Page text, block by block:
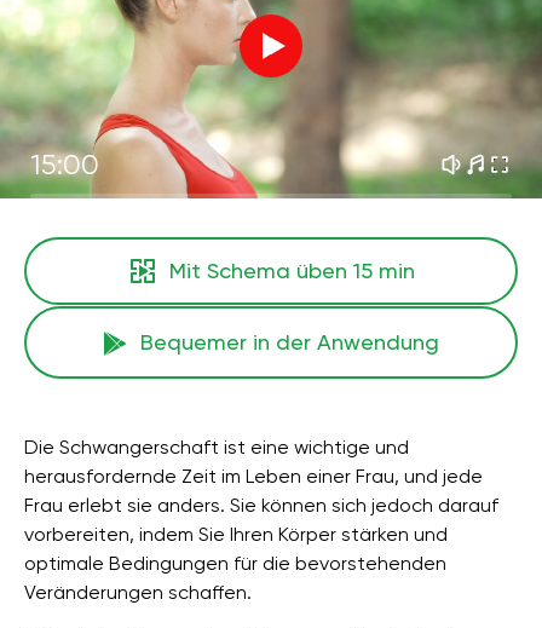
15:00
Mit Schema üben 15 min
Bequemer in der Anwendung
Die Schwangerschaft ist eine wichtige und
herausfordernde Zeit im Leben einer Frau, und jede
Frau erlebt sie anders. Sie können sich jedoch darauf
vorbereiten, indem Sie Ihren Körper stärken und
optimale Bedingungen für die bevorstehenden
Veränderungen schaffen.